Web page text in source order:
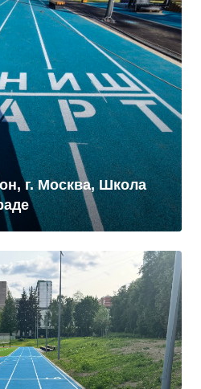
г. Москва, Школа